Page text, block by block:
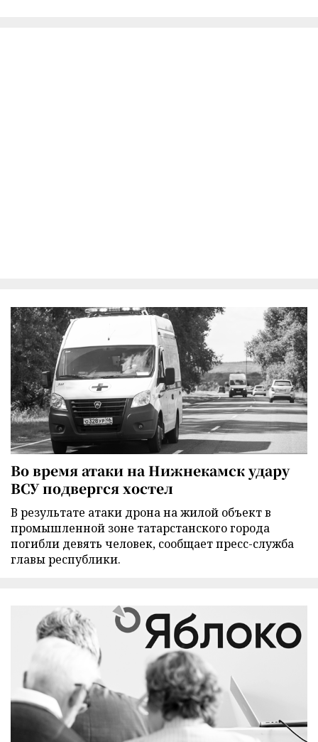
Во время атаки на Нижнекамск удару
ВСУ подвергся хостел
В результате атаки дрона на жилой объект в
промышленной зоне татарстанского города
погибли девять человек, сообщает пресс-служба
главы республики.